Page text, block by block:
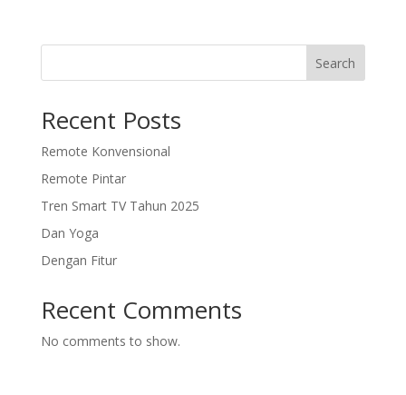
Search
Recent Posts
Remote Konvensional
Remote Pintar
Tren Smart TV Tahun 2025
Dan Yoga
Dengan Fitur
Recent Comments
No comments to show.